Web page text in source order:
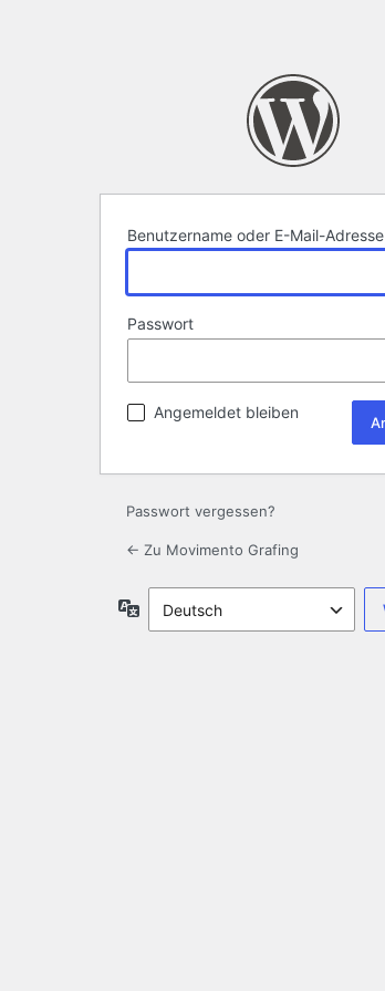
Benutzername oder E-Mail-Adresse
Passwort
Angemeldet bleiben
Passwort vergessen?
← Zu Movimento Grafing
Sprache